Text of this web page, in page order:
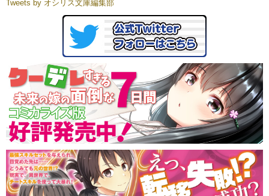
Tweets by オシリス文庫編集部